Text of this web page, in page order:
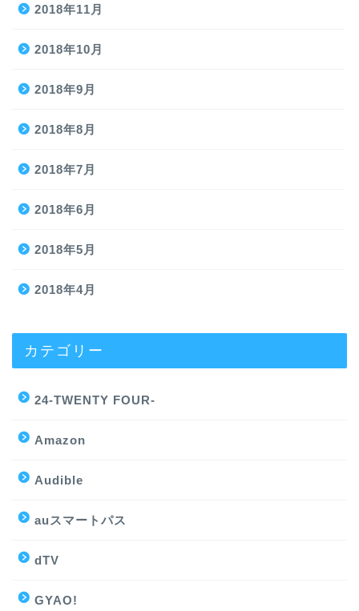
2018年11月
2018年10月
2018年9月
2018年8月
2018年7月
2018年6月
2018年5月
2018年4月
カテゴリー
24-TWENTY FOUR-
Amazon
Audible
auスマートパス
dTV
GYAO!